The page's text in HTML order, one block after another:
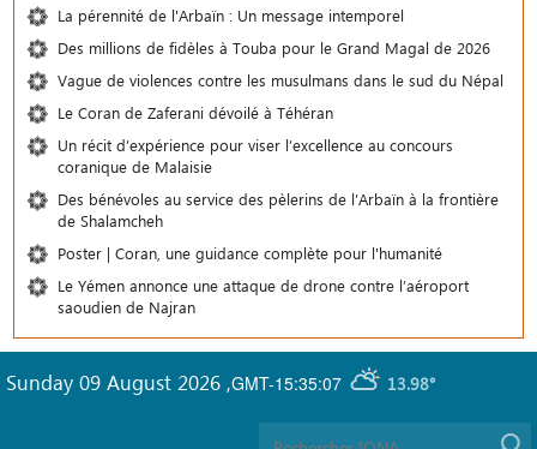
La pérennité de l'Arbaïn : Un message intemporel
Des millions de fidèles à Touba pour le Grand Magal de 2026
Vague de violences contre les musulmans dans le sud du Népal
Le Coran de Zaferani dévoilé à Téhéran
Un récit d’expérience pour viser l’excellence au concours
coranique de Malaisie
Des bénévoles au service des pèlerins de l’Arbaïn à la frontière
de Shalamcheh
Poster | Coran, une guidance complète pour l'humanité
Le Yémen annonce une attaque de drone contre l’aéroport
saoudien de Najran
GMT-15:35:07 13.98°
Sunday 09 August 2026 ,